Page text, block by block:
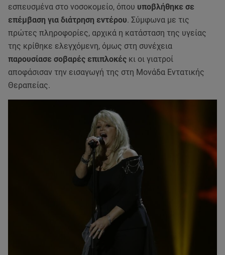
εσπευσμένα στο νοσοκομείο, όπου υποβλήθηκε σε
επέμβαση για διάτρηση εντέρου. Σύμφωνα με τις
πρώτες πληροφορίες, αρχικά η κατάσταση της υγείας
της κρίθηκε ελεγχόμενη, όμως στη συνέχεια
παρουσίασε σοβαρές επιπλοκές κι οι γιατροί
αποφάσισαν την εισαγωγή της στη Μονάδα Εντατικής
Θεραπείας.